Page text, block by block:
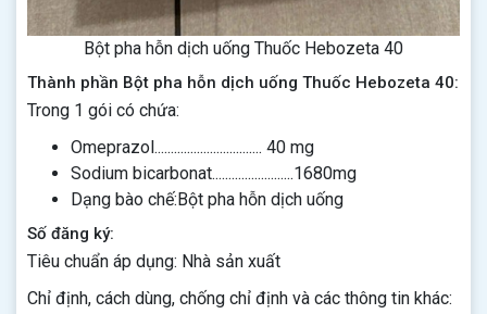
Bột pha hỗn dịch uống Thuốc Hebozeta 40
Thành phần Bột pha hỗn dịch uống Thuốc Hebozeta 40:
Trong 1 gói có chứa:
Omeprazol................................. 40 mg
Sodium bicarbonat.........................1680mg
Dạng bào chế:Bột pha hỗn dịch uống
Số đăng ký:
Tiêu chuẩn áp dụng: Nhà sản xuất
Chỉ định, cách dùng, chống chỉ định và các thông tin khác: